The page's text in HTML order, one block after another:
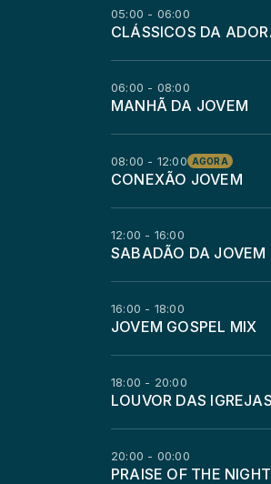
05:00 - 06:00
CLÁSSICOS DA
06:00 - 08:00
MANHÃ DA JOVEM
08:00 - 12:00 AGORA
CONEXÃO JOVEM
12:00 - 16:00
SABADÃO DA JOVEM
16:00 - 18:00
JOVEM GOSPEL MIX
18:00 - 20:00
LOUVOR DAS IGREJAS
20:00 - 00:00
PRAISE OF THE NIGHT